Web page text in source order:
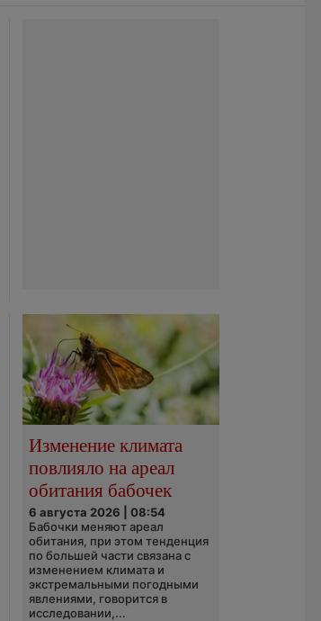
Изменение климата
повлияло на ареал
обитания бабочек
6 августа 2026 | 08:54
Бабочки меняют ареал
обитания, при этом тенденция
по большей части связана с
изменением климата и
экстремальными погодными
явлениями, говорится в
исследовании,...